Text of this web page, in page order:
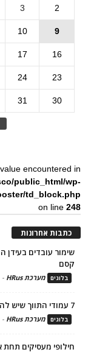
2
3
9
10
16
17
23
24
30
31
encountered in
public_html/wp-
td_block.php
on line248
כתבות אחרונות
קסם
בלוגים מערכת HRus -
7 עמודי התווך שיש להציב בבסיס תהליך הגיוס ומיתוג המעסיק
בלוגים מערכת HRus -
חילופי מעסיקים